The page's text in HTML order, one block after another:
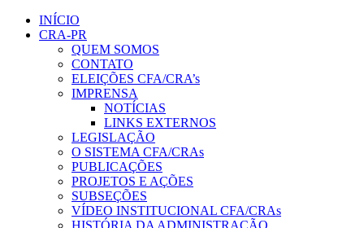
INÍCIO
CRA-PR
QUEM SOMOS
CONTATO
ELEIÇÕES CFA/CRA’s
IMPRENSA
NOTÍCIAS
LINKS EXTERNOS
LEGISLAÇÃO
O SISTEMA CFA/CRAs
PUBLICAÇÕES
PROJETOS E AÇÕES
SUBSEÇÕES
VÍDEO INSTITUCIONAL CFA/CRAs
HISTÓRIA DA ADMINISTRAÇÃO